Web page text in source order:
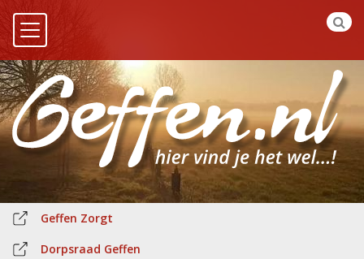
Geffen Zorgt
Dorpsraad Geffen